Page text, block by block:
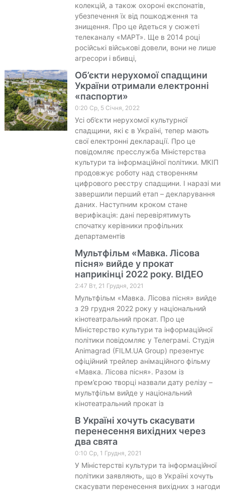
колекцій, а також охороні експонатів,
убезпечення їх від пошкодження та
знищення. Про це йдеться у сюжеті
телеканалу «МАРТ». Ще в 2014 році
російські військові довели, вони не лише
агресори і вбивці,
Об’єкти нерухомої спадщини
України отримали електронні
«паспорти»
0:20 Ср, 5 Січня, 2022
Усі об’єкти нерухомої культурної
спадщини, які є в Україні, тепер мають
свої електронні декларації. Про це
повідомляє пресслужба Міністерства
культури та інформаційної політики. МКІП
продовжує роботу над створенням
цифрового реєстру спадщини. І наразі ми
завершили перший етап – декларування
даних. Наступним кроком стане
верифікація: дані перевірятимуть
спочатку керівники профільних
департаментів
Мультфільм «Мавка. Лісова
пісня» вийде у прокат
наприкінці 2022 року. ВІДЕО
2:47 Вт, 21 Грудня, 2021
Мультфільм «Мавка. Лісова пісня» вийде
з 29 грудня 2022 року у національний
кінотеатральний прокат. Про це
Міністерство культури та інформаційної
політики повідомляє у Телеграмі. Студія
Animagrad (FILM.UA Group) презентує
офіційний трейлер анімаційного фільму
«Мавка. Лісова пісня». Разом із
прем’єрою творці назвали дату релізу –
мультфільм вийде у національний
кінотеатральний прокат із
В Україні хочуть скасувати
перенесення вихідних через
два свята
0:10 Ср, 1 Грудня, 2021
У Міністерстві культури та інформаційної
політики заявляють, що в Україні хочуть
скасувати перенесення вихідних з нагоди